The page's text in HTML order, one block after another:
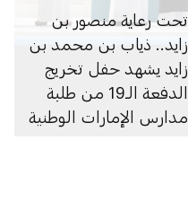
تحت رعاية منصور بن
زايد.. ذياب بن محمد بن
زايد يشهد حفل تخريج
الدفعة الـ19 من طلبة
مدارس الإمارات الوطنية